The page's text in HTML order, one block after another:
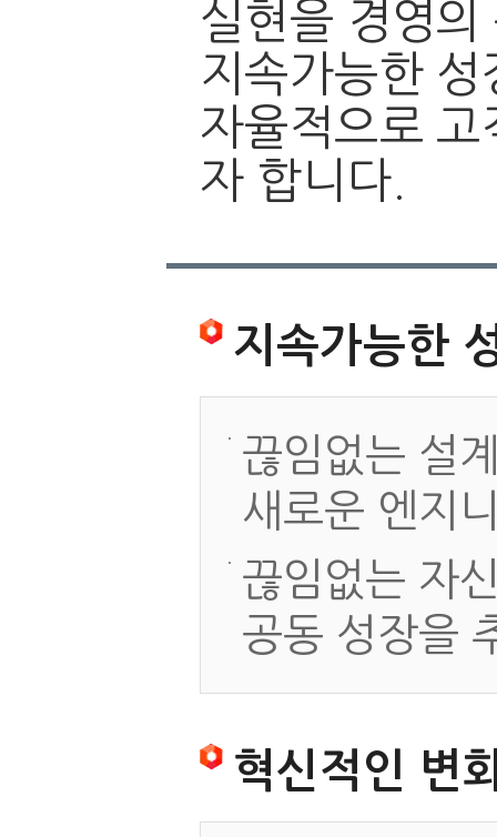
실현을 경영
지속가능한
자율적으로
자 합니다.
지속가능한
끊임없는 설
새로운 엔지
끊임없는 자
공동 성장을
혁신적인 변